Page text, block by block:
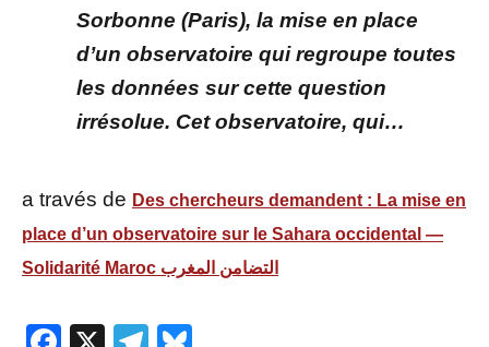
Sorbonne (Paris), la mise en place
d’un observatoire qui regroupe toutes
les données sur cette question
irrésolue. Cet observatoire, qui…
a través de Des chercheurs demandent : La mise en
place d’un observatoire sur le Sahara occidental —
Solidarité Maroc التضامن المغرب